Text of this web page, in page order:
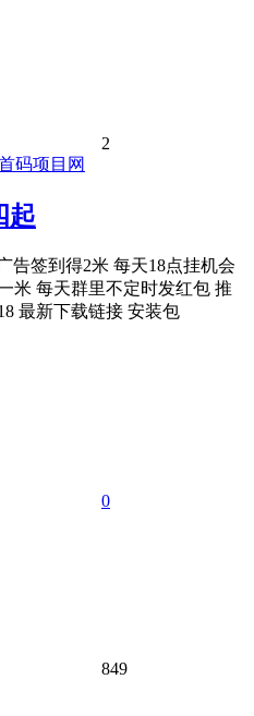
2
起
告签到得2米 每天18点挂机会
米 每天群里不定时发红包 推
最新下载链接 安装包
0
849